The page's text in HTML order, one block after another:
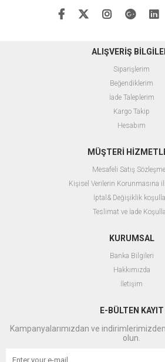
ALIŞVERİŞ
Siparişlerim
Beğendiklerim
İade Taleplerim
Kargo Takip
Hesabım
MÜŞTERİ
Mesafeli Satış
Kişisel Verilerin Korunmasına
İptal& Değişiklik
Teslimat ve İade
KURUMSAL
Banka Bilgileri
Hakkımızda
İletişim
E-BÜLTEN KAYIT
Kampanyalarımızdan ve
olun.